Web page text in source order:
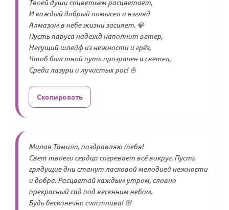
Твоей души соцветьем расцветает,
И каждый добрый помысел и взгляд
Алмазом в небе жизни засияет. 💎
Пусть паруса надежд наполнит ветер,
Несущий шлейф из нежности и грёз,
Чтоб был твой путь прозрачен и светел,
Среди лазури и лучистых рос! ⛵
Скопировать
Милая Тамила, поздравляю тебя!
Свет твоего сердца согревает всё вокруг. Пусть
грядущие дни станут ласковой мелодией нежности
и добра. Расцветай каждым утром, словно
прекрасный сад под весенним небом.
Будь бесконечно счастлива! 🌸